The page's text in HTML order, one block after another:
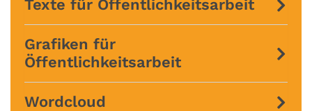
Texte für Öffentlichkeitsarbeit
Grafiken für
Öffentlichkeitsarbeit
Wordcloud